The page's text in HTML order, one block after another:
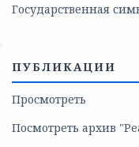
Государственная
ПУБЛИКАЦИИ
Просмотреть
Посмотреть архив